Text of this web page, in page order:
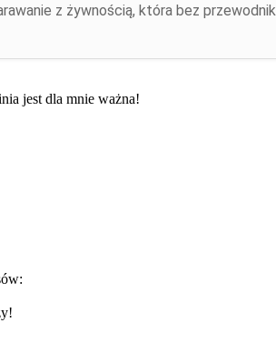
z żywnością, która bez
jest dla mnie ważna!